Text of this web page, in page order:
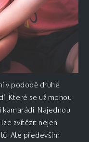
v podobě druhé
Které se už mohou
Najednou
zvítězit nejen
Ale především